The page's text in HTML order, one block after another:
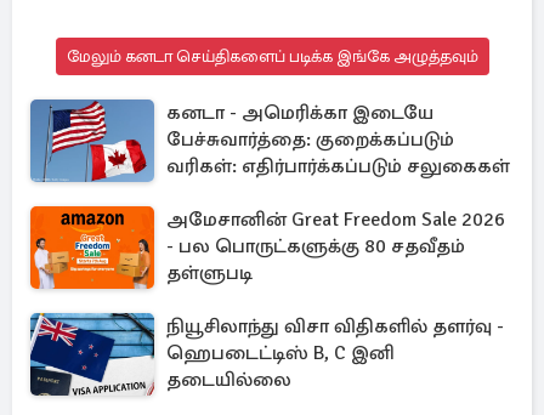
மேலும் கனடா செய்திகளைப் படிக்க இங்கே அழுத்தவும்
கனடா - அமெரிக்கா இடையே
பேச்சுவார்த்தை: குறைக்கப்படும்
வரிகள்: எதிர்பார்க்கப்படும் சலுகைகள்
அமேசானின் Great Freedom Sale 2026
- பல பொருட்களுக்கு 80 சதவீதம்
தள்ளுபடி
நியூசிலாந்து விசா விதிகளில் தளர்வு -
ஹெபடைட்டிஸ் B, C இனி
தடையில்லை